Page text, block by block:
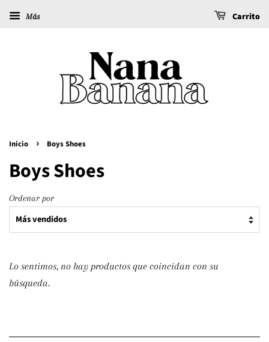
Más Carrito
Inicio › Boys Shoes
Boys Shoes
Ordenar por
Lo sentimos, no hay productos que coincidan con su
búsqueda.